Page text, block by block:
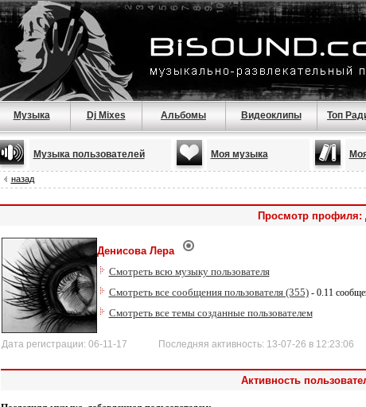
Музыка Dj Mixes Альбомы Видеоклипы Топ
Музыка пользователей Моя музыка
назад
Просмотр профиля:
Денисова Лера
Смотреть всю музыку пользователя
Смотреть все сообщения пользователя (355)- 0.11
Смотреть все темы созданные пользователем
Дата регистрации: 06-11-17 Последняя активность: 13-07-26 в 12:23:06
Активность